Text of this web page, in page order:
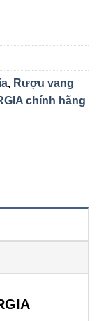
, Rượu vang
chính hãng